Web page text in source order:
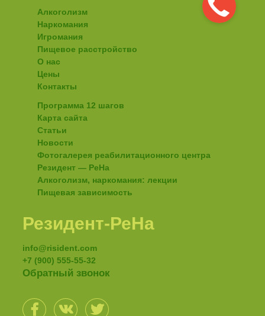
Алкоголизм
Наркомания
Игромания
Пищевое расстройство
О нас
Цены
Контакты
Программа 12 шагов
Карта сайта
Статьи
Новости
Фотогалерея реабилитационного центра
Резидент — РеНа
Алкоголизм, наркомания: лекции
Пищевая зависимость
Резидент-РеНа
info@risident.com
+7 (900) 555-55-32
Обратный звонок